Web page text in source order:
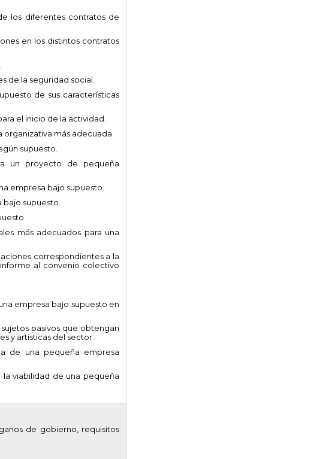
los diferentes contratos de
en los distintos contratos
de la seguridad social.
de sus características
el inicio de la actividad.
más adecuada.
supuesto.
un proyecto de pequeña
empresa bajo supuesto.
supuesto.
más adecuados para una
correspondientes a la
al convenio colectivo
empresa bajo supuesto en
pasivos que obtengan
y artísticas del sector.
de una pequeña empresa
viabilidad de una pequeña
de gobierno, requisitos